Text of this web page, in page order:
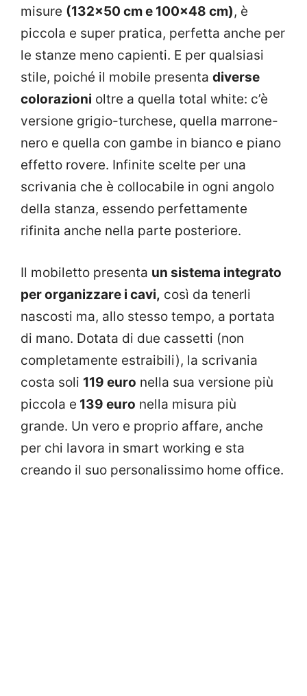
misure (132×50 cm e 100×48 cm), è
piccola e super pratica, perfetta anche per
le stanze meno capienti. E per qualsiasi
stile, poiché il mobile presenta diverse
colorazioni oltre a quella total white: c’è
versione grigio-turchese, quella marrone-
nero e quella con gambe in bianco e piano
effetto rovere. Infinite scelte per una
scrivania che è collocabile in ogni angolo
della stanza, essendo perfettamente
rifinita anche nella parte posteriore.
Il mobiletto presenta un sistema integrato
per organizzare i cavi, così da tenerli
nascosti ma, allo stesso tempo, a portata
di mano. Dotata di due cassetti (non
completamente estraibili), la scrivania
costa soli 119 euro nella sua versione più
piccola e 139 euro nella misura più
grande. Un vero e proprio affare, anche
per chi lavora in smart working e sta
creando il suo personalissimo home office.